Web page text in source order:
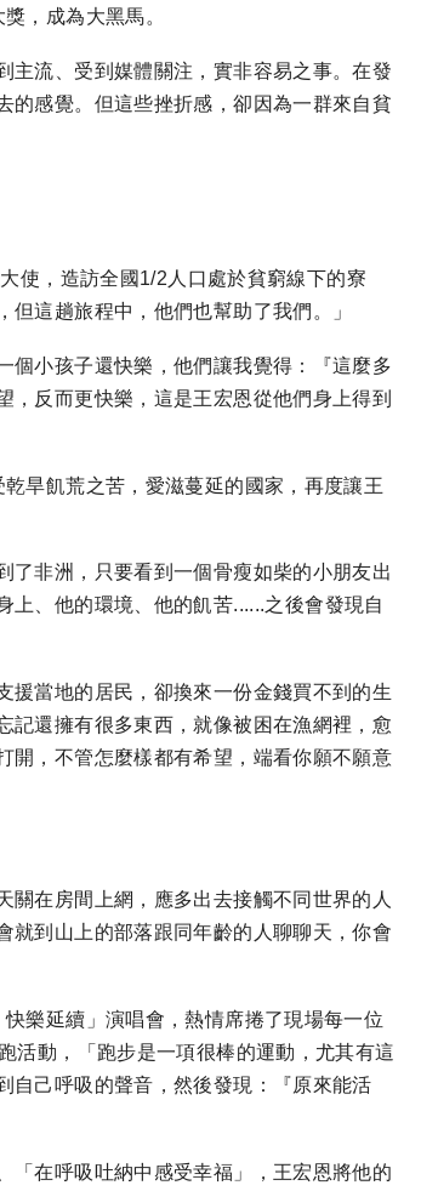
，成為大黑馬。
主流、受到媒體關注，實非容易之事。在發
的感覺。但這些挫折感，卻因為一群來自貧
使，造訪全國1/2人口處於貧窮線下的寮
這趟旅程中，他們也幫助了我們。」
個小孩子還快樂，他們讓我覺得：『這麼多
反而更快樂，這是王宏恩從他們身上得到
旱飢荒之苦，愛滋蔓延的國家，再度讓王
了非洲，只要看到一個骨瘦如柴的小朋友出
、他的環境、他的飢苦......之後會發現自
援當地的居民，卻換來一份金錢買不到的生
記還擁有很多東西，就像被困在漁網裡，愈
開，不管怎麼樣都有希望，端看你願不願意
關在房間上網，應多出去接觸不同世界的人
就到山上的部落跟同年齡的人聊聊天，你會
樂延續」演唱會，熱情席捲了現場每一位
活動，「跑步是一項很棒的運動，尤其有這
自己呼吸的聲音，然後發現：『原來能活
「在呼吸吐納中感受幸福」，王宏恩將他的